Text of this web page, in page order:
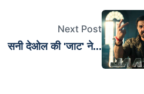
Next Post
सनी देओल की 'जाट' ने...